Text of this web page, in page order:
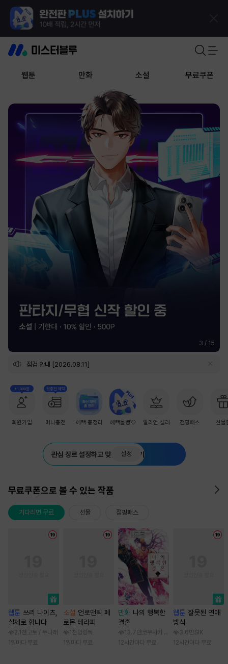
웹툰 만화 소설 무료쿠폰
3 / 15
점검 안내 [2026.08.11]
+1,000원
회원가입
첫충전 혜택
머니충전 혜택 총정리 혜택몰빵💘 밀리언 셀러 점핑패스 선물
관심 장르 설정하고 맞춤 추천 받기
설정
무료쿠폰으로 볼 수 있는 작품
기다리면 무료 선물 점핑패스
웹툰 쓰리 나이츠,
실제로 합니다
2.1천 고토 / 두나래
1일마다 무료
소설 언로맨틱 페
로몬 테라피
1천 망랑독
1일마다 무료
만화 나의 행복한
결혼
13.7만 코우사카 리토 / 아기토기 아쿠미
12시간마다 무료
웹툰 잘못된 연애
방식
3.6만 SIK
12시간마다 무료